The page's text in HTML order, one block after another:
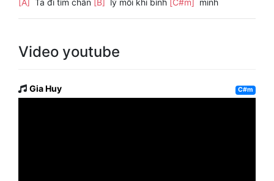
[A] Ta đi tìm chân [B] lý mỗi khi bình [C#m] minh
Video youtube
Gia Huy C#m